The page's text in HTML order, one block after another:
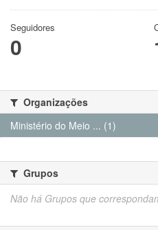
Seguidores
0
Organizações
Ministério do Meio ... (1)
Grupos
Não há Grupos que